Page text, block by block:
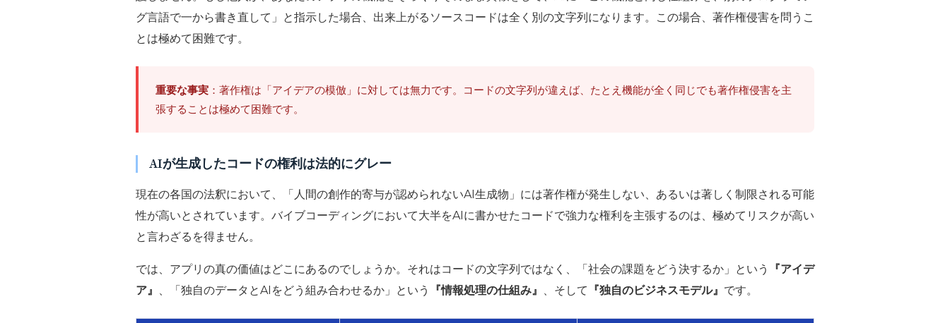
グ言語で一から書き直して」と指示した場合、出来上がるソースコードは全く別の文字列になります。この場合、著作権侵害を問うこ
とは極めて困難です。
重要な事実 ：著作権は「アイデアの模倣」に対しては無力です。コードの文字列が違えば、たとえ機能が全く同じでも著作権侵害を主
張することは極めて困難です。
AIが生成したコードの権利は法的にグレー
現在の各国の法釈において、「人間の創作的寄与が認められないAI生成物」には著作権が発生しない、あるいは著しく制限される可能
性が高いとされています。バイブコーディングにおいて大半をAIに書かせたコードで強力な権利を主張するのは、極めてリスクが高い
と言わざるを得ません。
では、アプリの真の価値はどこにあるのでしょうか。それはコードの文字列ではなく、「社会の課題をどう決するか」という
『アイデ
ア』 、「独自のデータとAIをどう組み合わせるか」という 『情報処理の仕組み』 、そして 『独自のビジネスモデル』 です。